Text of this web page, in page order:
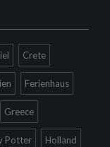
Crete
Ferienhaus
Greece
Potter Holland